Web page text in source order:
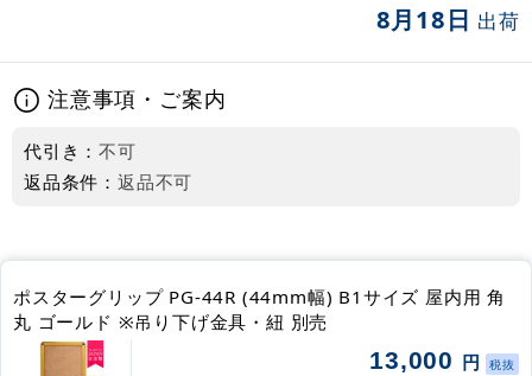
8月18日 出荷
注意事項・ご案内
代引き：不可
返品条件： 返品不可
ポスターグリップ PG-44R (44mm幅) B1サイズ 屋内用 角
丸 ゴールド ※吊り下げ金具・紐 別売
13,000 円 税抜